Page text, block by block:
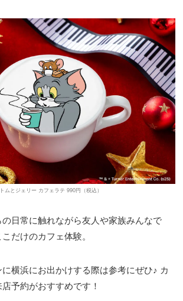
トムとジェリー カフェラテ 990円（税込）
日常に触れながら友人や家族みんなで
だけのカフェ体験。
横浜にお出かけする際は参考にぜひ♪ カ
予約がおすすめです！